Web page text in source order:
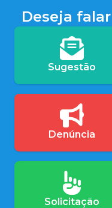
Deseja
Sugestão
Denúncia
Solicitação